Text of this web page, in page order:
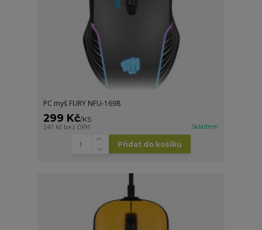
PC myš FURY NFU-1698
299 Kč/KS
247 Kč bez DPH Skladem
Přidat do košíku